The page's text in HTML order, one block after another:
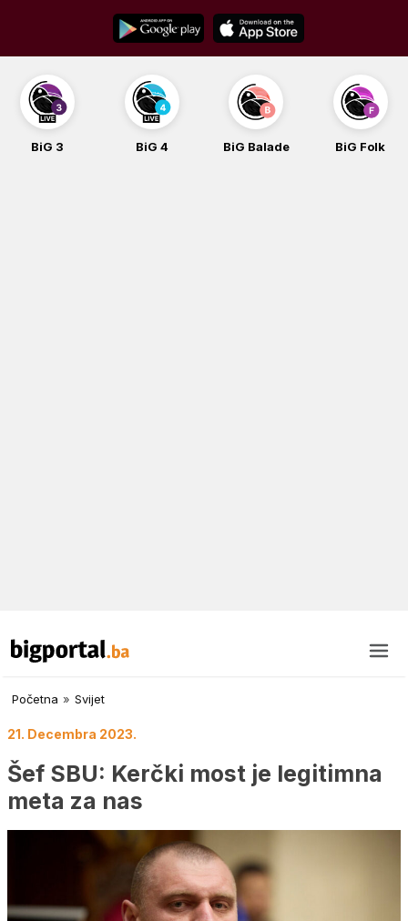
content
BiG 3 BiG 4 BiG Balade BiG Folk
Početna » Svijet
21. Decembra 2023.
Šef SBU: Kerčki most je legitimna
meta za nas